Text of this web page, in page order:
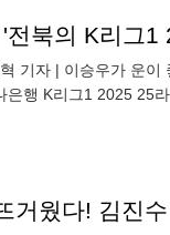
기자 | 이승우가 운
은행 K리그1 2025 25
거웠다! 김진